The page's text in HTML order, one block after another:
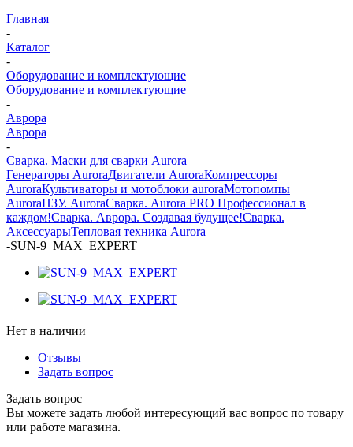
Главная
-
Каталог
-
Оборудование и комплектующие
Оборудование и комплектующие
-
Аврора
Аврора
-
Сварка. Маски для сварки Aurora
Генераторы AuroraДвигатели AuroraКомпрессоры
AuroraКультиваторы и мотоблоки auroraМотопомпы
AuroraПЗУ. AuroraСварка. Aurora PRO Профессионал в
каждом!Сварка. Аврора. Создавая будущее!Сварка.
АксессуарыТепловая техника Aurora
-SUN-9_MAX_EXPERT
Нет в наличии
Отзывы
Задать вопрос
Задать вопрос
Вы можете задать любой интересующий вас вопрос по товару
или работе магазина.